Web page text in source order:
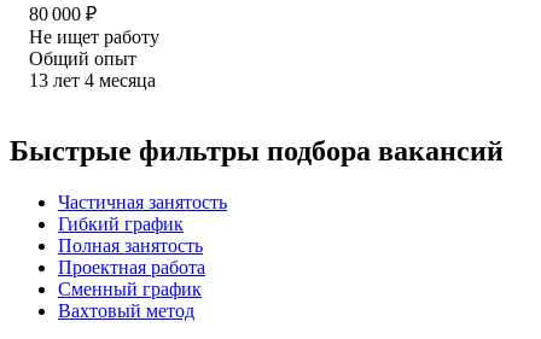
80 000 ₽
Не ищет работу
Общий опыт
13 лет 4 месяца
Быстрые фильтры подбора вакансий
Частичная занятость
Гибкий график
Полная занятость
Проектная работа
Сменный график
Вахтовый метод